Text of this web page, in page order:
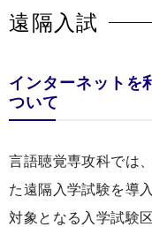
遠隔入試
インターネットを
ついて
言語聴覚専攻科では
た遠隔入学試験を導
対象となる入学試験区